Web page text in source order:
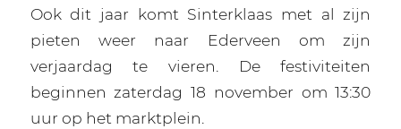
Ook dit jaar komt Sinterklaas met al zijn
pieten weer naar Ederveen om zijn
verjaardag te vieren. De festiviteiten
beginnen zaterdag 18 november om 13:30
uur op het marktplein.